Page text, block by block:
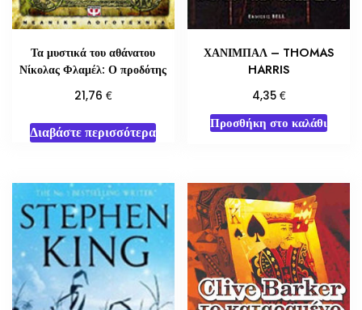
Τα μυστικά του αθάνατου
Νίκολας Φλαμέλ: Ο προδότης
21,76 €
Διαβάστε περισσότερα
ΧΑΝΙΜΠΑΛ – THOMAS
HARRIS
4,35 €
Προσθήκη στο καλάθι